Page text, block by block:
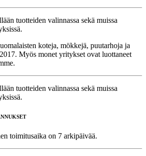
tuotteiden valinnassa sekä muissa
koteja, mökkejä, puutarhoja ja
Myös monet yritykset ovat luottaneet
tuotteiden valinnassa sekä muissa
toimitusaika on 7 arkipäivää.